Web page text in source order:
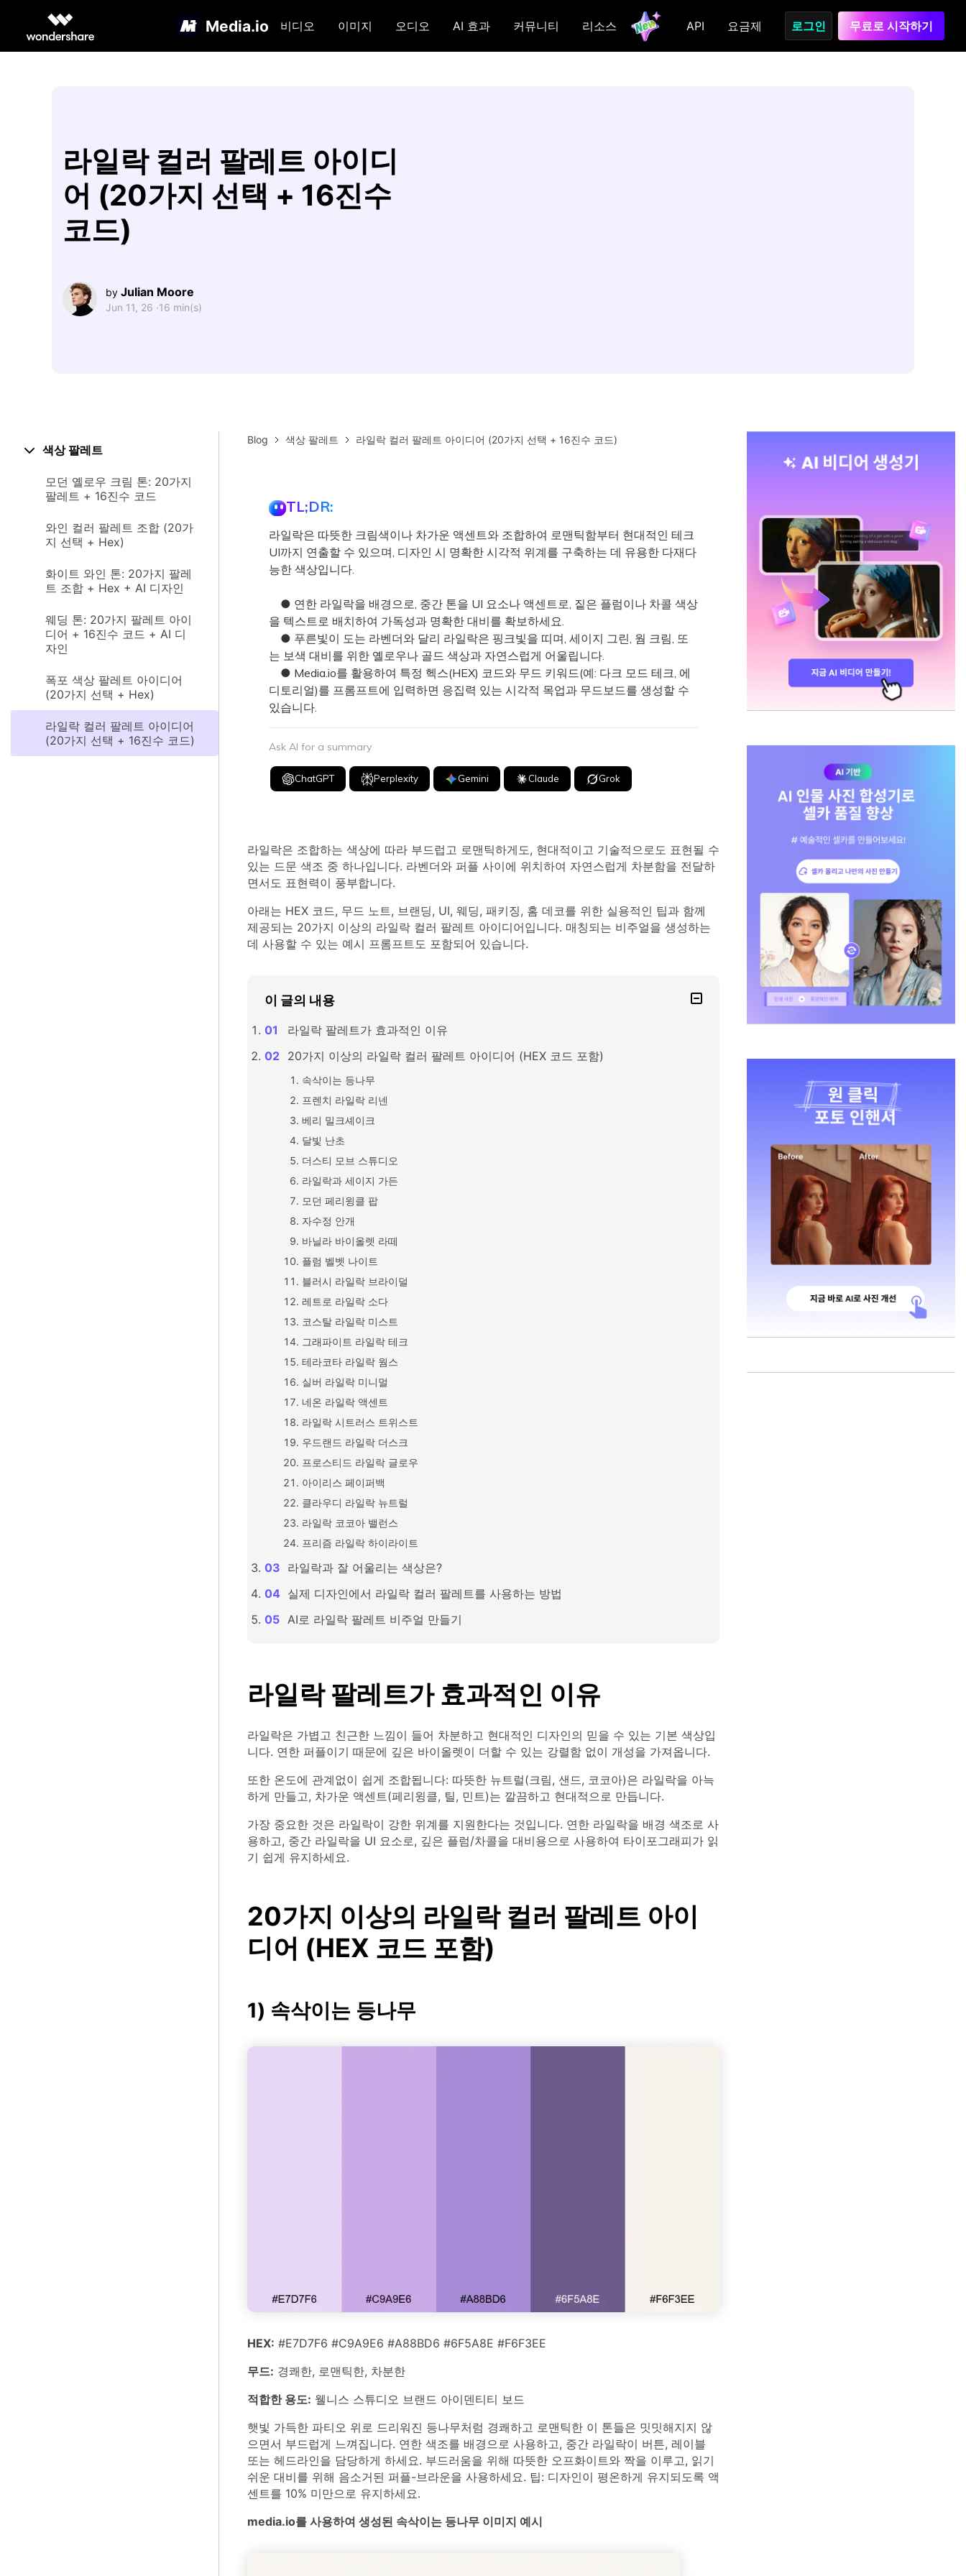
Media.io 비디오 이미지 오디오 AI 효과 커뮤니티 리소스 API 요금제 로그인 무료로 시작하기
라일락 컬러 팔레트 아이디
어 (20가지 선택 + 16진수
코드)
by Julian Moore
Jun 11, 26 ·16 min(s)
색상 팔레트
모던 옐로우 크림 톤: 20가지
팔레트 + 16진수 코드
와인 컬러 팔레트 조합 (20가
지 선택 + Hex)
화이트 와인 톤: 20가지 팔레
트 조합 + Hex + AI 디자인
웨딩 톤: 20가지 팔레트 아이
디어 + 16진수 코드 + AI 디
자인
폭포 색상 팔레트 아이디어
(20가지 선택 + Hex)
라일락 컬러 팔레트 아이디어
(20가지 선택 + 16진수 코드)
Blog 색상 팔레트 라일락 컬러 팔레트 아이디어 (20가지 선택 + 16진수 코드)
TL;DR:
라일락은 따뜻한 크림색이나 차가운 액센트와 조합하여 로맨틱함부터 현대적인 테크
UI까지 연출할 수 있으며, 디자인 시 명확한 시각적 위계를 구축하는 데 유용한 다재다
능한 색상입니다.
● 연한 라일락을 배경으로, 중간 톤을 UI 요소나 액센트로, 짙은 플럼이나 차콜 색상
을 텍스트로 배치하여 가독성과 명확한 대비를 확보하세요.
● 푸른빛이 도는 라벤더와 달리 라일락은 핑크빛을 띠며, 세이지 그린, 웜 크림, 또
는 보색 대비를 위한 옐로우나 골드 색상과 자연스럽게 어울립니다.
● Media.io를 활용하여 특정 헥스(HEX) 코드와 무드 키워드(예: 다크 모드 테크, 에
디토리얼)를 프롬프트에 입력하면 응집력 있는 시각적 목업과 무드보드를 생성할 수
있습니다.
Ask AI for a summary
ChatGPT Perplexity Gemini Claude Grok
라일락은 조합하는 색상에 따라 부드럽고 로맨틱하게도, 현대적이고 기술적으로도 표현될 수
있는 드문 색조 중 하나입니다. 라벤더와 퍼플 사이에 위치하여 자연스럽게 차분함을 전달하
면서도 표현력이 풍부합니다.
아래는 HEX 코드, 무드 노트, 브랜딩, UI, 웨딩, 패키징, 홈 데코를 위한 실용적인 팁과 함께
제공되는 20가지 이상의 라일락 컬러 팔레트 아이디어입니다. 매칭되는 비주얼을 생성하는
데 사용할 수 있는 예시 프롬프트도 포함되어 있습니다.
이 글의 내용
라일락 팔레트가 효과적인 이유
20가지 이상의 라일락 컬러 팔레트 아이디어 (HEX 코드 포함)
속삭이는 등나무
프렌치 라일락 리넨
베리 밀크셰이크
달빛 난초
더스티 모브 스튜디오
라일락과 세이지 가든
모던 페리윙클 팝
자수정 안개
바닐라 바이올렛 라떼
플럼 벨벳 나이트
블러시 라일락 브라이덜
레트로 라일락 소다
코스탈 라일락 미스트
그래파이트 라일락 테크
테라코타 라일락 웜스
실버 라일락 미니멀
네온 라일락 액센트
라일락 시트러스 트위스트
우드랜드 라일락 더스크
프로스티드 라일락 글로우
아이리스 페이퍼백
클라우디 라일락 뉴트럴
라일락 코코아 밸런스
프리즘 라일락 하이라이트
라일락과 잘 어울리는 색상은?
실제 디자인에서 라일락 컬러 팔레트를 사용하는 방법
AI로 라일락 팔레트 비주얼 만들기
라일락 팔레트가 효과적인 이유
라일락은 가볍고 친근한 느낌이 들어 차분하고 현대적인 디자인의 믿을 수 있는 기본 색상입
니다. 연한 퍼플이기 때문에 깊은 바이올렛이 더할 수 있는 강렬함 없이 개성을 가져옵니다.
또한 온도에 관계없이 쉽게 조합됩니다: 따뜻한 뉴트럴(크림, 샌드, 코코아)은 라일락을 아늑
하게 만들고, 차가운 액센트(페리윙클, 틸, 민트)는 깔끔하고 현대적으로 만듭니다.
가장 중요한 것은 라일락이 강한 위계를 지원한다는 것입니다. 연한 라일락을 배경 색조로 사
용하고, 중간 라일락을 UI 요소로, 깊은 플럼/차콜을 대비용으로 사용하여 타이포그래피가 읽
기 쉽게 유지하세요.
20가지 이상의 라일락 컬러 팔레트 아이
디어 (HEX 코드 포함)
1) 속삭이는 등나무
HEX: #E7D7F6 #C9A9E6 #A88BD6 #6F5A8E #F6F3EE
무드: 경쾌한, 로맨틱한, 차분한
적합한 용도: 웰니스 스튜디오 브랜드 아이덴티티 보드
햇빛 가득한 파티오 위로 드리워진 등나무처럼 경쾌하고 로맨틱한 이 톤들은 밋밋해지지 않
으면서 부드럽게 느껴집니다. 연한 색조를 배경으로 사용하고, 중간 라일락이 버튼, 레이블
또는 헤드라인을 담당하게 하세요. 부드러움을 위해 따뜻한 오프화이트와 짝을 이루고, 읽기
쉬운 대비를 위해 음소거된 퍼플-브라운을 사용하세요. 팁: 디자인이 평온하게 유지되도록 액
센트를 10% 미만으로 유지하세요.
media.io를 사용하여 생성된 속삭이는 등나무 이미지 예시